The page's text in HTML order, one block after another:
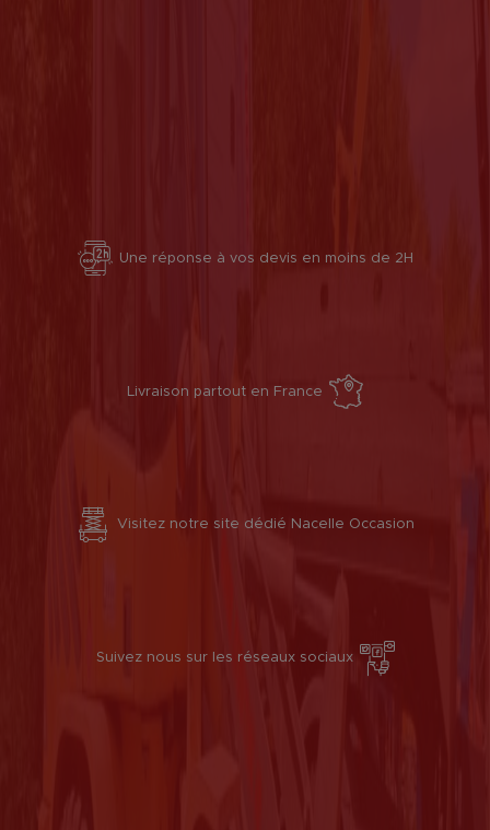
Une réponse à vos devis en moins de 2H
Livraison partout en France
Visitez notre site dédié Nacelle Occasion
Suivez nous sur les réseaux sociaux